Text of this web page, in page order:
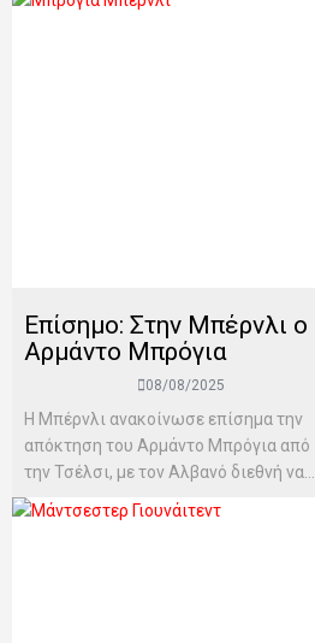
Επίσημο: Στην Μπέρνλι ο
Αρμάντο Μπρόγια
08/08/2025
Η Μπέρνλι ανακοίνωσε επίσημα την
απόκτηση του Αρμάντο Μπρόγια από
την Τσέλσι, με τον Αλβανό διεθνή να...